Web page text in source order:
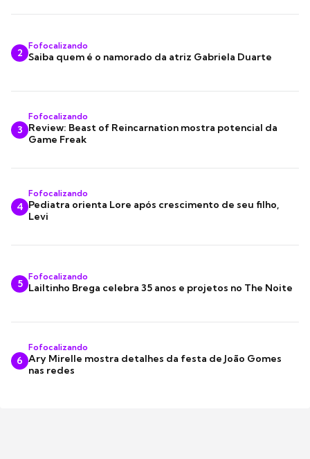
2
Fofocalizando
Saiba quem é o namorado da atriz Gabriela Duarte
3
Fofocalizando
Review: Beast of Reincarnation mostra potencial da
Game Freak
4
Fofocalizando
Pediatra orienta Lore após crescimento de seu filho,
Levi
5
Fofocalizando
Lailtinho Brega celebra 35 anos e projetos no The Noite
6
Fofocalizando
Ary Mirelle mostra detalhes da festa de João Gomes
nas redes